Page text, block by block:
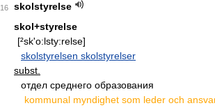
16
skolstyrelse
skol+styrelse
[²sk'o:lsty:relse]
skolstyrelsen skolstyrelser
subst.
отдел среднего образования
kommunal myndighet som leder och